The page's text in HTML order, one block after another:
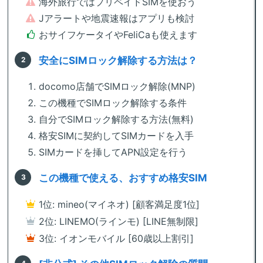
Jアラートや地震速報はアプリも検討
おサイフケータイやFeliCaも使えます
安全にSIMロック解除する方法は？
docomo店舗でSIMロック解除(MNP)
この機種でSIMロック解除する条件
自分でSIMロック解除する方法(無料)
格安SIMに契約してSIMカードを入手
SIMカードを挿してAPN設定を行う
この機種で使える、おすすめ格安SIM
1位: mineo(マイネオ) [顧客満足度1位]
2位: LINEMO(ラインモ) [LINE無制限]
3位: イオンモバイル [60歳以上割引]